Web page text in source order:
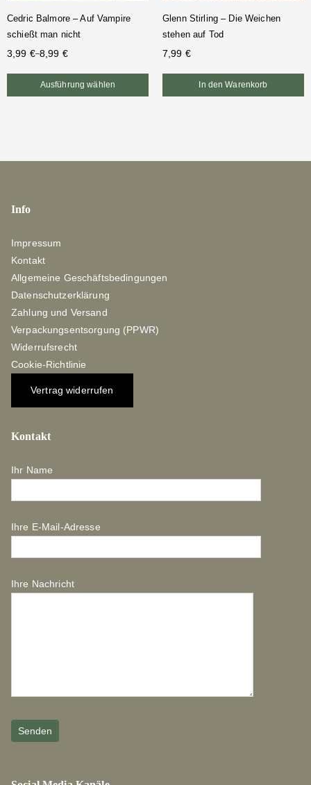
Cedric Balmore – Auf Vampire
schießt man nicht
3,99 €–8,99 €
Ausführung wählen
Glenn Stirling – Die Weichen
stehen auf Tod
7,99 €
In den Warenkorb
Info
Impressum
Kontakt
Allgemeine Geschäftsbedingungen
Datenschutzerklärung
Zahlung und Versand
Verpackungsentsorgung (PPWR)
Widerrufsrecht
Cookie-Richtlinie
Vertrag widerrufen
Kontakt
Ihr Name
Ihre E-Mail-Adresse
Ihre Nachricht